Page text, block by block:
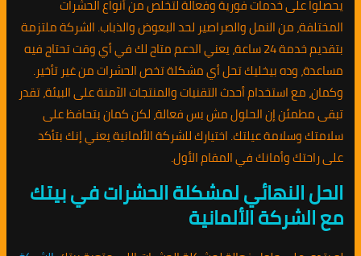
يحصلوا على خدمات فورية وفعالة لتخلص من أنواع الحشرات
المختلفة، من النمل والصراصير لحد البعوض والذباب. الشركة ملتزمة
بتقديم خدمة 24 ساعة، يعني الدعم متاح لك في أي وقت تحتاج فيه
مساعدة، وده بيخليك تحل أي مشكلة تخص الحشرات من غير تأخير.
وكمان، مع استخدام أحدث التقنيات والمنتجات الآمنة على البيئة، تقدر
تبقى مطمئن إن الحلول مش بس فعالة، لكن كمان بتحافظ على
سلامتك وسلامة عيلتك. اختيارك للشركة الألمانية يعني إنك بتأكد
على راحتك وأمانك في المقام الأول.
الحل النهائي لمشكلة الحشرات في بيتك
مع الشركة الألمانية